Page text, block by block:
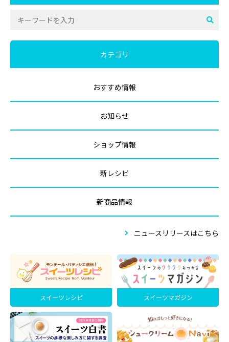
カテゴリ
おすすめ情報
お知らせ
ショップ情報
新レシピ
新商品情報
ニュースリリースはこちら
スイーツレシピ スイーツマガジン